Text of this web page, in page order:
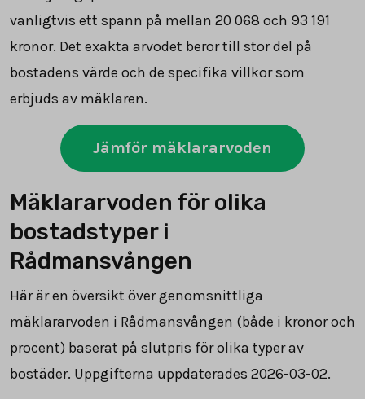
vanligtvis ett spann på mellan 20 068 och 93 191
kronor. Det exakta arvodet beror till stor del på
bostadens värde och de specifika villkor som
erbjuds av mäklaren.
Jämför mäklararvoden
Mäklararvoden för olika
bostadstyper i
Rådmansvången
Här är en översikt över genomsnittliga
mäklararvoden i Rådmansvången (både i kronor och
procent) baserat på slutpris för olika typer av
bostäder. Uppgifterna uppdaterades 2026-03-02.